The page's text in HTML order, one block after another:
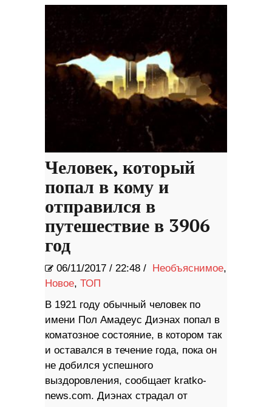
Человек, который
попал в кому и
отправился в
путешествие в 3906
год
06/11/2017 / 22:48 / Необъяснимое,
Новое, ТОП
В 1921 году обычный человек по
имени Пол Амадеус Диэнах попал в
коматозное состояние, в котором так
и оставался в течение года, пока он
не добился успешного
выздоровления, сообщает kratko-
news.com. Диэнах страдал от